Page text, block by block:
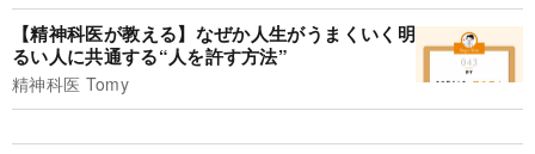
【精神科医が教える】なぜか人生がうまくいく明
るい人に共通する“人を許す方法”
精神科医 Tomy